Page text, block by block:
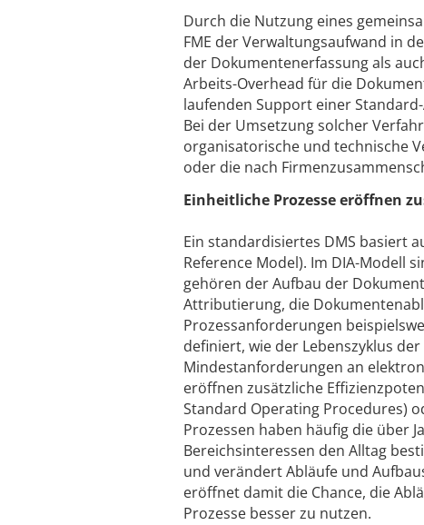
Durch die Nutzung eines
FME der Verwaltungsaufwand in
der Dokumentenerfassung als
Arbeits-Overhead für die
laufenden Support einer
Bei der Umsetzung solcher
organisatorische und technische
oder die nach
Einheitliche Prozesse eröffnen
Ein standardisiertes DMS basiert
Reference Model). Im DIA-Modell
gehören der Aufbau der
Attributierung, die
Prozessanforderungen
definiert, wie der Lebenszyklus
Mindestanforderungen an
eröffnen zusätzliche
Standard Operating Procedures)
Prozessen haben häufig die über
Bereichsinteressen den Alltag
und verändert Abläufe und
eröffnet damit die Chance, die
Prozesse besser zu nutzen.